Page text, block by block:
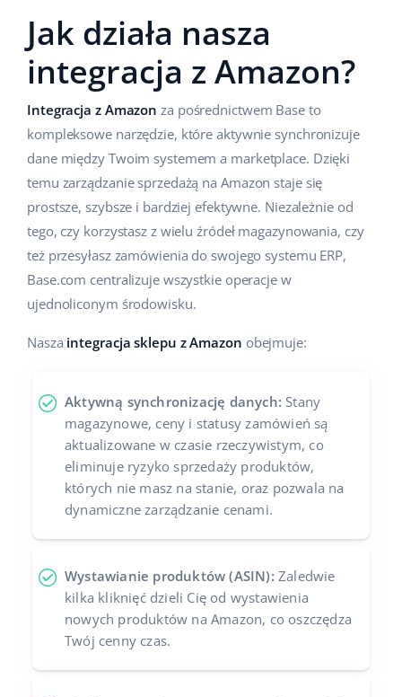
Jak działa nasza
integracja z Amazon?
Integracja z Amazon za pośrednictwem Base to
kompleksowe narzędzie, które aktywnie synchronizuje
dane między Twoim systemem a marketplace. Dzięki
temu zarządzanie sprzedażą na Amazon staje się
prostsze, szybsze i bardziej efektywne. Niezależnie od
tego, czy korzystasz z wielu źródeł magazynowania, czy
też przesyłasz zamówienia do swojego systemu ERP,
Base.com centralizuje wszystkie operacje w
ujednoliconym środowisku.
Nasza integracja sklepu z Amazon obejmuje:
Aktywną synchronizację danych: Stany
magazynowe, ceny i statusy zamówień są
aktualizowane w czasie rzeczywistym, co
eliminuje ryzyko sprzedaży produktów,
których nie masz na stanie, oraz pozwala na
dynamiczne zarządzanie cenami.
Wystawianie produktów (ASIN): Zaledwie
kilka kliknięć dzieli Cię od wystawienia
nowych produktów na Amazon, co oszczędza
Twój cenny czas.